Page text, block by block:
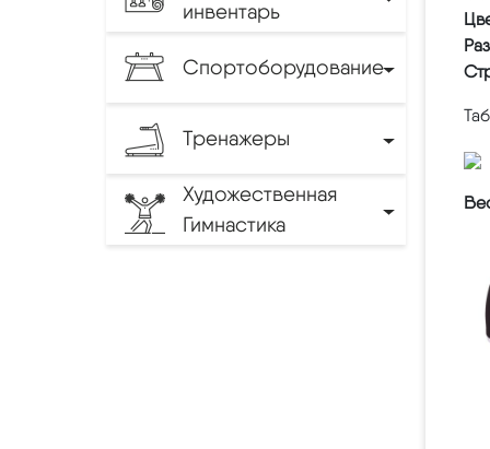
инвентарь
Спортоборудование
Тренажеры
Художественная
Гимнастика